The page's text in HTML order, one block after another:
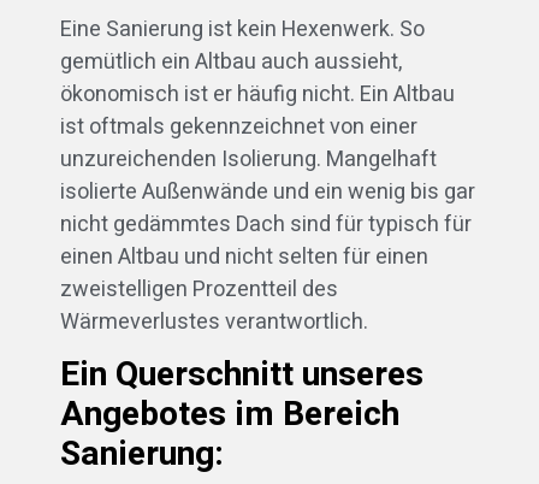
Eine Sanierung ist kein Hexenwerk. So
gemütlich ein Altbau auch aussieht,
ökonomisch ist er häufig nicht. Ein Altbau
ist oftmals gekennzeichnet von einer
unzureichenden Isolierung. Mangelhaft
isolierte Außenwände und ein wenig bis gar
nicht gedämmtes Dach sind für typisch für
einen Altbau und nicht selten für einen
zweistelligen Prozentteil des
Wärmeverlustes verantwortlich.
Ein Querschnitt unseres
Angebotes im Bereich
Sanierung: